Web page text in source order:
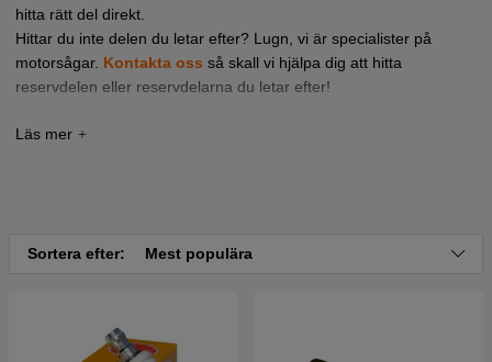
hitta rätt del direkt.
Hittar du inte delen du letar efter? Lugn, vi är specialister på
motorsågar. Kontakta oss så skall vi hjälpa dig att hitta
reservdelen eller reservdelarna du letar efter!
Tryck här för sprängskiss och reservdelslista till
Sortera efter: Mest populära